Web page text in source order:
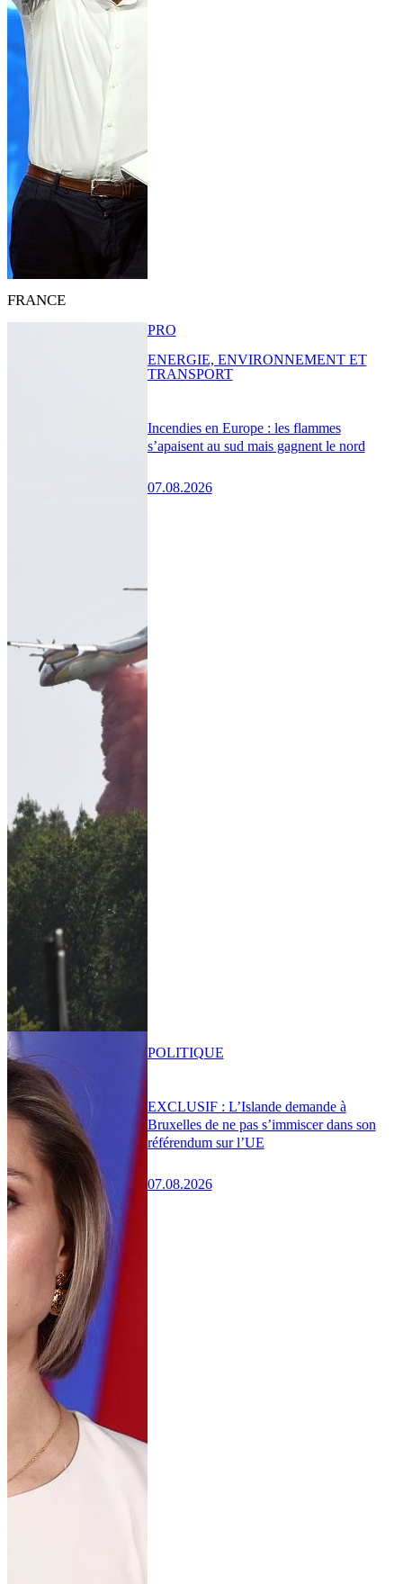
FRANCE
Incendies en Europe : les flammes
s’apaisent au sud mais gagnent le nord
07.08.2026
PRO
ENERGIE, ENVIRONNEMENT ET
TRANSPORT
EXCLUSIF : L’Islande demande à
Bruxelles de ne pas s’immiscer dans son
référendum sur l’UE
07.08.2026
POLITIQUE